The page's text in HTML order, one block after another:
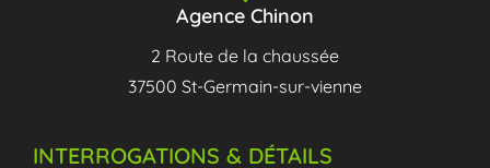
Agence Chinon
2 Route de la chaussée
37500 St-Germain-sur-vienne
INTERROGATIONS & DÉTAILS